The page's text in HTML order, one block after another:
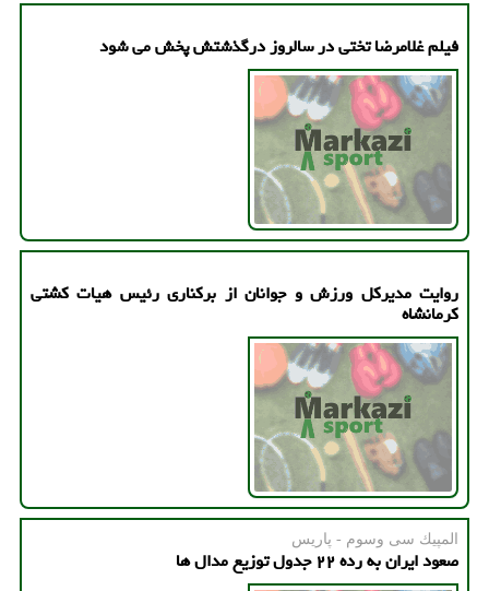
فیلم غلامرضا تختی در سالروز درگذشتش پخش می شود
روایت مدیرکل ورزش و جوانان از برکناری رئیس هیات کشتی
کرمانشاه
المپیك سی وسوم - پاریس
صعود ایران به رده ۲۲ جدول توزیع مدال ها